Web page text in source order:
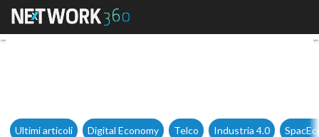
Il cerchio si stringe: sotto
Ultimi articoli Digital Economy Telco Industria 4.0